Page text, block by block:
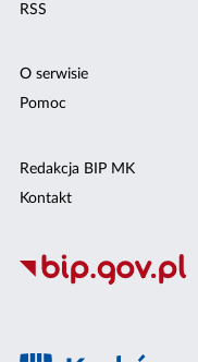
RSS
O serwisie
Pomoc
Redakcja BIP MK
Kontakt